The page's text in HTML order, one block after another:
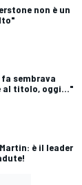
non è un
fa sembrava
al titolo, oggi..."
è il leader